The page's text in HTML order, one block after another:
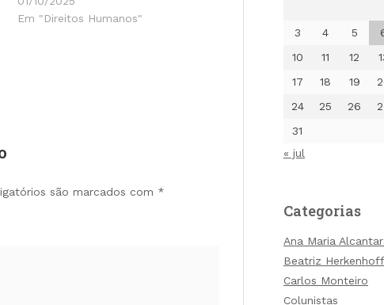
Em "Direitos Humanos"
são marcados com *
3
4 5
10
11 12
17
18 19
24
25 26
31
« jul
Categorias
Ana Maria
Beatriz Herkenhoff
Carlos Monteiro
Colunistas